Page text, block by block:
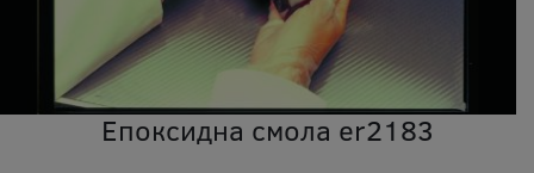
Епоксидна смола er2183